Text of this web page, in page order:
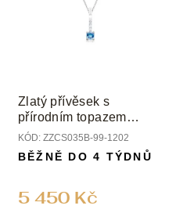
Zlatý přívěsek s
přírodním topazem
Swiss a diamanty
KÓD: ZZCS035B-99-1202
5 450 Kč
BĚŽNĚ DO 4 TÝDNŮ